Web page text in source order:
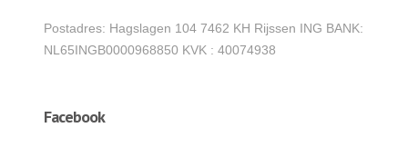
Postadres: Hagslagen 104 7462 KH Rijssen ING BANK:
NL65INGB0000968850 KVK : 40074938
Facebook